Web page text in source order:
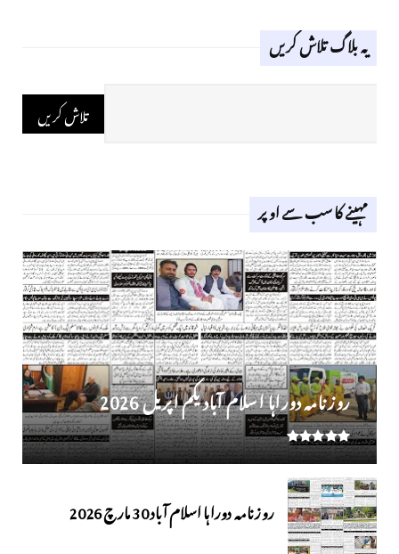
یہ بلاگ تلاش کریں
مہینے کا سب سے اوپر
روز نامہ دوراہا اسلام آباد یکم اپریل 2026
روزنامہ دوراہا اسلام آباد 30 مارچ 2026